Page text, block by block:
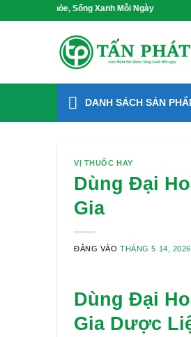
Sống Xanh Mỗi Ngày
DANH SÁCH SẢN
VỊ THUỐC HAY
Dùng Đại
Gia
ĐĂNG VÀOTHÁNG 5 14, 2026
Dùng Đại
Gia Dược